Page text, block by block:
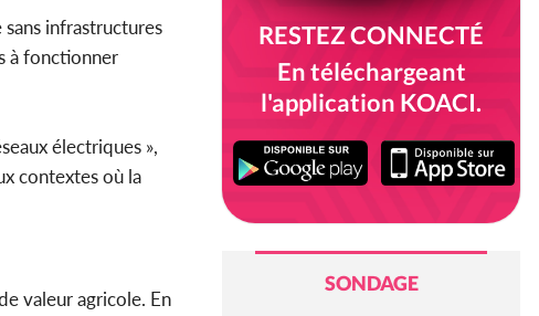
infrastructures
à fonctionner
électriques »,
contextes où la
valeur agricole. En
RESTEZ CONNECTÉ
En téléchargeant
l'application KOACI.
SONDAGE